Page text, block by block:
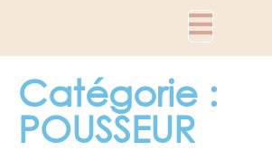
Catégorie :
POUSSEUR